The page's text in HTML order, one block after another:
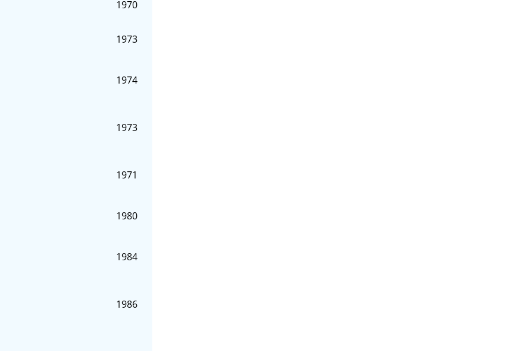
1970
1973
1974
1973
1971
1980
1984
1986